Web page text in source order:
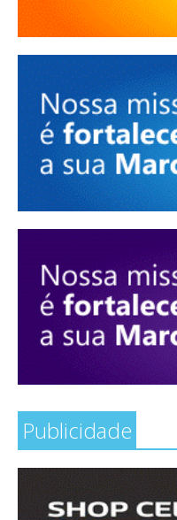
Publicidade